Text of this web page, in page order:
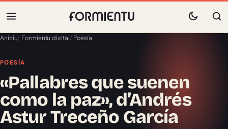
Aniciu/ Formientu dixital/ Poesía
POESÍA
«Pallabres que suenen
como la paz», d’Andrés
Astur Treceño García